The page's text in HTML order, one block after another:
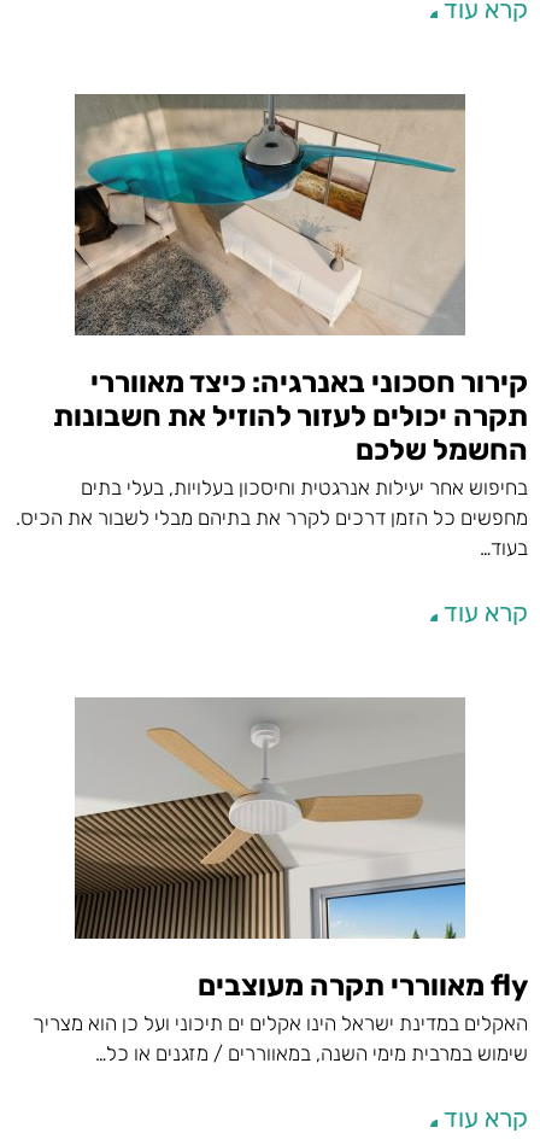
קרא עוד
קירור חסכוני באנרגיה: כיצד מאווררי
תקרה יכולים לעזור להוזיל את חשבונות
החשמל שלכם
בחיפוש אחר יעילות אנרגטית וחיסכון בעלויות, בעלי בתים
מחפשים כל הזמן דרכים לקרר את בתיהם מבלי לשבור את הכיס.
בעוד…
קרא עוד
fly מאווררי תקרה מעוצבים
האקלים במדינת ישראל הינו אקלים ים תיכוני ועל כן הוא מצריך
שימוש במרבית מימי השנה, במאווררים / מזגנים או כל…
קרא עוד